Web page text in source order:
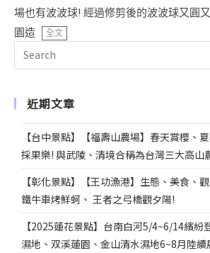
場也有波波球! 經過修剪後的波波球又圓
園造
全文
近期文章
【台中景點】【福壽山農場】春天賞櫻、
採果樂! 與武陵、清境合稱為台灣三大高山
【彰化景點】【王功漁港】生態、美食、
鐵牛車烤鮮蚵、 王者之弓橋觀夕陽!
【2025蓮花景點】台南白河5/4~6/14繽紛
濕地、双溪蓮園、金山清水濕地6~8月陸續